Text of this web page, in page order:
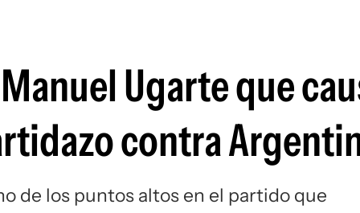
Ugarte que
contra
de los puntos altos en el partido que